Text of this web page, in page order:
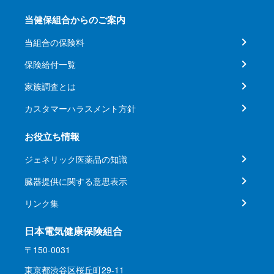
当健保組合からのご案内
当組合の保険料
保険給付一覧
家族調査とは
カスタマーハラスメント方針
お役立ち情報
ジェネリック医薬品の知識
臓器提供に関する意思表示
リンク集
日本電気健康保険組合
〒150-0031
東京都渋谷区桜丘町29-11